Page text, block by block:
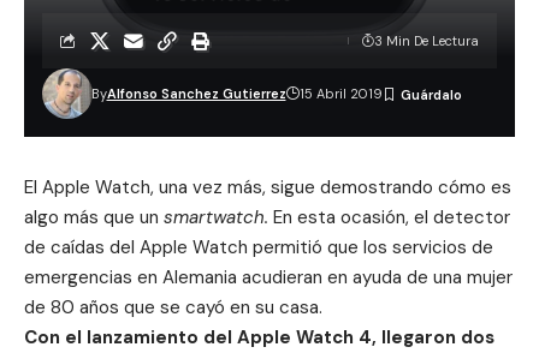
ByAlfonso Sanchez Gutierrez 15 Abril 2019
3 Min De Lectura
El Apple Watch, una vez más, sigue demostrando cómo es
algo más que un smartwatch. En esta ocasión, el detector
de caídas del Apple Watch permitió que los servicios de
emergencias en Alemania acudieran en ayuda de una mujer
de 80 años que se cayó en su casa.
Con el lanzamiento del Apple Watch 4, llegaron dos